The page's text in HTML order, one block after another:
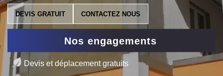
DEVIS GRATUIT CONTACTEZ NOUS
Nos engagements
Devis et déplacement gratuits